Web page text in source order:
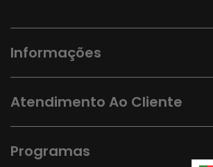
Informações
Atendimento Ao Cliente
Programas